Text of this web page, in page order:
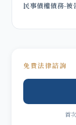
民事債權債務-被
免費法律諮詢
首